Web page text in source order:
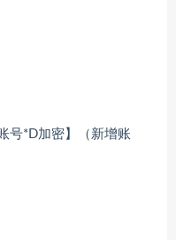
号*D加密】（新增账